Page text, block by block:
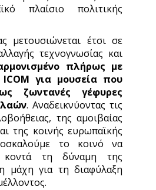
πλαίσιο πολιτικής
μετουσιώνεται έτσι σε
τεχνογνωσίας και
πλήρως με
για μουσεία που
ζωντανές γέφυρες
. Αναδεικνύοντας τις
της αμοιβαίας
της κοινής ευρωπαϊκής
το κοινό να
κοντά τη δύναμη της
μάχη για τη διαφύλαξη